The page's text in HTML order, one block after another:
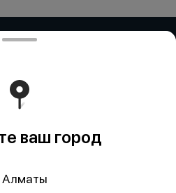
Збирун / ИП ART
COR - БИН:970312451058
ядре
ваш город
Алматы